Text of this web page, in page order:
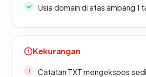
Usia domain di atas ambang 1
Kekurangan
Catatan TXT mengekspos